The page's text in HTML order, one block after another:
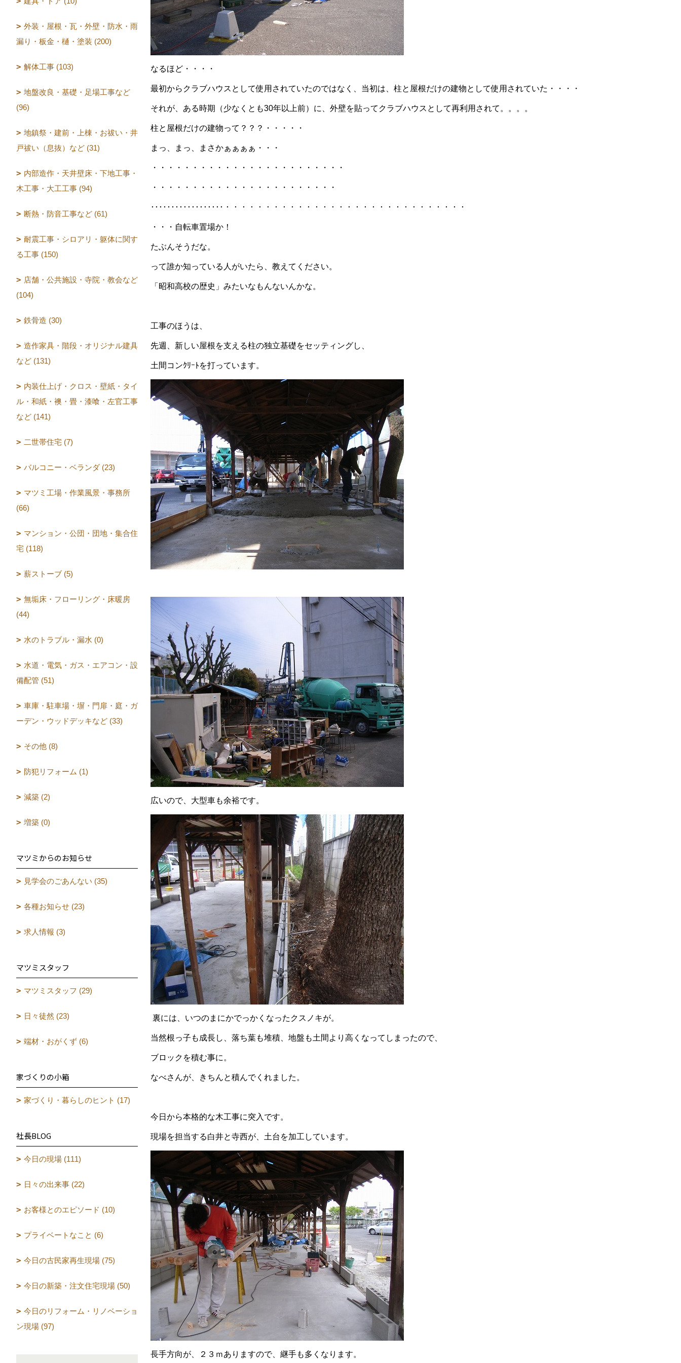
なるほど・・・・
最初からクラブハウスとして使用されていたのではなく、当初は、柱と屋根だけの建物として使用されていた・・・・
それが、ある時期（少なくとも30年以上前）に、外壁を貼ってクラブハウスとして再利用されて。。。。
柱と屋根だけの建物って？？？・・・・・
まっ、まっ、まさかぁぁぁぁ・・・
・・・・・・・・・・・・・・・・・・・・・・・・
・・・・・・・・・・・・・・・・・・・・・・・
･･････････････････・・・・・・・・・・・・・・・・・・・・・・・・・・・・・・
・・・自転車置場か！
たぶんそうだな。
って誰か知っている人がいたら、教えてください。
「昭和高校の歴史」みたいなもんないんかな。
工事のほうは、
先週、新しい屋根を支える柱の独立基礎をセッティングし、
土間コンｸﾘｰﾄを打っています。
広いので、大型車も余裕です。
裏には、いつのまにかでっかくなったクスノキが。
当然根っ子も成長し、落ち葉も堆積、地盤も土間より高くなってしまったので、
ブロックを積む事に。
なべさんが、きちんと積んでくれました。
今日から本格的な木工事に突入です。
現場を担当する白井と寺西が、土台を加工しています。
長手方向が、２３ｍありますので、継手も多くなります。
外装・屋根・瓦・外壁・防水・雨
漏り・板金・樋・塗装 (200)
解体工事 (103)
地盤改良・基礎・足場工事など
(96)
地鎮祭・建前・上棟・お祓い・井
戸祓い（息抜）など (31)
内部造作・天井壁床・下地工事・
木工事・大工工事 (94)
断熱・防音工事など (61)
耐震工事・シロアリ・躯体に関す
る工事 (150)
店舗・公共施設・寺院・教会など
(104)
鉄骨造 (30)
造作家具・階段・オリジナル建具
など (131)
内装仕上げ・クロス・壁紙・タイ
ル・和紙・襖・畳・漆喰・左官工事
など (141)
二世帯住宅 (7)
バルコニー・ベランダ (23)
マツミ工場・作業風景・事務所
(66)
マンション・公団・団地・集合住
宅 (118)
薪ストーブ (5)
無垢床・フローリング・床暖房
(44)
水のトラブル・漏水 (0)
水道・電気・ガス・エアコン・設
備配管 (51)
車庫・駐車場・塀・門扉・庭・ガ
ーデン・ウッドデッキなど (33)
その他 (8)
防犯リフォーム (1)
減築 (2)
増築 (0)
マツミからのお知らせ
見学会のごあんない (35)
各種お知らせ (23)
求人情報 (3)
マツミスタッフ
マツミスタッフ (29)
日々徒然 (23)
端材・おがくず (6)
家づくりの小箱
家づくり・暮らしのヒント (17)
社長BLOG
今日の現場 (111)
日々の出来事 (22)
お客様とのエピソード (10)
プライベートなこと (6)
今日の古民家再生現場 (75)
今日の新築・注文住宅現場 (50)
今日のリフォーム・リノベーショ
ン現場 (97)